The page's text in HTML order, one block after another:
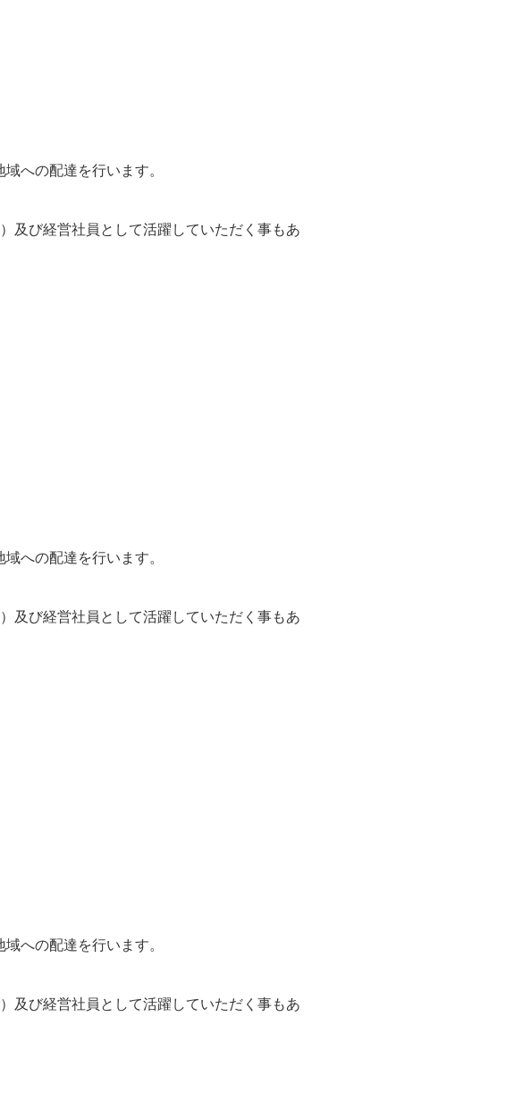
への配達を行います。
及び経営社員として活躍していただく事もあ
への配達を行います。
及び経営社員として活躍していただく事もあ
への配達を行います。
及び経営社員として活躍していただく事もあ